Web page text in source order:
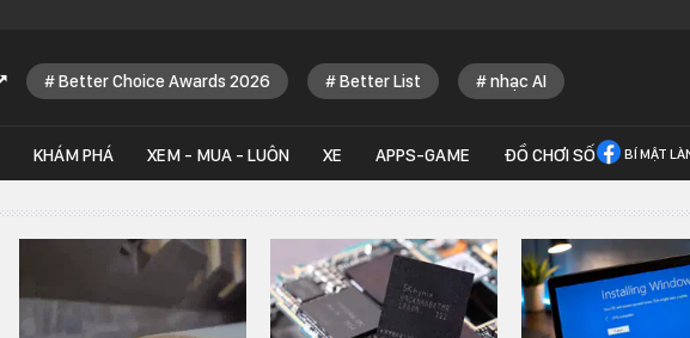
Better Choice Awards 2026 Better List nhạc AI
KHÁM PHÁ XEM - MUA - LUÔN XE APPS-GAME ĐỒ CHƠI SỐ BÍ MẬT